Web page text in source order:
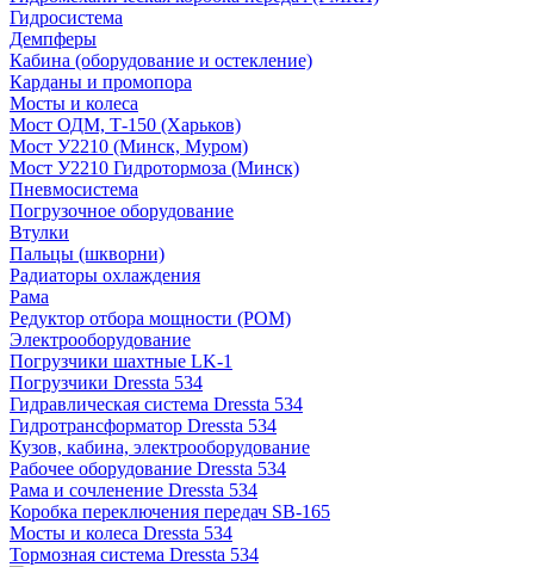
Гидросистема
Демпферы
Кабина (оборудование и остекление)
Карданы и промопора
Мосты и колеса
Мост ОДМ, Т-150 (Харьков)
Мост У2210 (Минск, Муром)
Мост У2210 Гидротормоза (Минск)
Пневмосистема
Погрузочное оборудование
Втулки
Пальцы (шкворни)
Радиаторы охлаждения
Рама
Редуктор отбора мощности (РОМ)
Электрооборудование
Погрузчики шахтные LK-1
Погрузчики Dressta 534
Гидравлическая система Dressta 534
Гидротрансформатор Dressta 534
Кузов, кабина, электрооборудование
Рабочее оборудование Dressta 534
Рама и сочленение Dressta 534
Коробка переключения передач SB-165
Мосты и колеса Dressta 534
Тормозная система Dressta 534